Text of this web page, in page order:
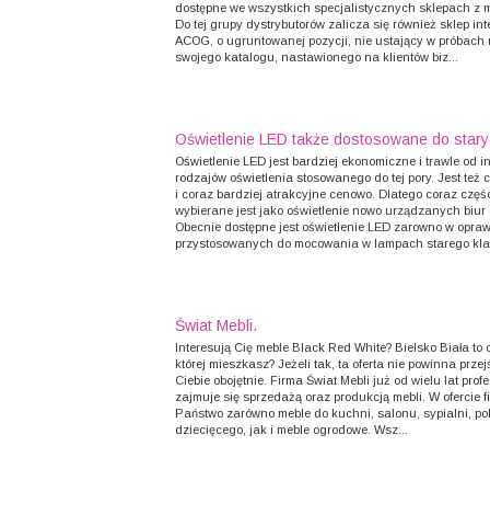
dostępne we wszystkich specjalistycznych sklepach z
Do tej grupy dystrybutorów zalicza się również sklep
ACOG, o ugruntowanej pozycji, nie ustający w próbach
swojego katalogu, nastawionego na klientów biz...
Oświetlenie LED także dostosowane do
Oświetlenie LED jest bardziej ekonomiczne i trawle od
rodzajów oświetlenia stosowanego do tej pory. Jest też
i coraz bardziej atrakcyjne cenowo. Dlatego coraz
wybierane jest jako oświetlenie nowo urządzanych biur
Obecnie dostępne jest oświetlenie LED zarowno w
przystosowanych do mocowania w lampach starego
Świat Mebli.
Interesują Cię meble Black Red White? Bielsko Biała to
której mieszkasz? Jeżeli tak, ta oferta nie powinna
Ciebie obojętnie. Firma Świat Mebli już od wielu lat
zajmuje się sprzedażą oraz produkcją mebli. W ofercie
Państwo zarówno meble do kuchni, salonu, sypialni,
dziecięcego, jak i meble ogrodowe. Wsz...